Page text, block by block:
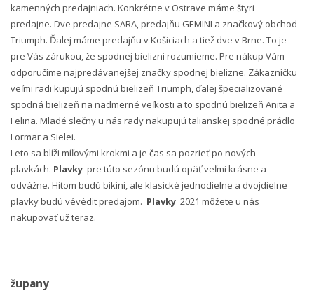
kamenných predajniach. Konkrétne v Ostrave máme štyri
predajne. Dve predajne SARA, predajňu GEMINI a značkový obchod
Triumph. Ďalej máme predajňu v Košiciach a tiež dve v Brne. To je
pre Vás zárukou, že spodnej bielizni rozumieme. Pre nákup Vám
odporučíme najpredávanejšej značky spodnej bielizne. Zákazníčku
veľmi radi kupujú spodnú bielizeň Triumph, ďalej špecializované
spodná bielizeň na nadmerné veľkosti a to spodnú bielizeň Anita a
Felina. Mladé slečny u nás rady nakupujú talianskej spodné prádlo
Lormar a Sielei.
Leto sa blíži míľovými krokmi a je čas sa pozrieť po nových
plavkách. Plavky pre túto sezónu budú opäť veľmi krásne a
odvážne. Hitom budú bikini, ale klasické jednodielne a dvojdielne
plavky budú vévédit predajom. Plavky 2021 môžete u nás
nakupovať už teraz.
župany